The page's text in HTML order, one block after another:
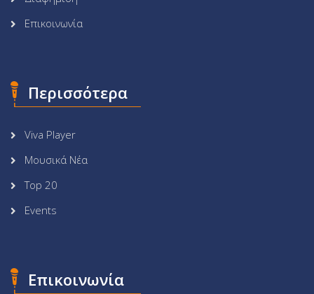
Επικοινωνία
Περισσότερα
Viva Player
Μουσικά Νέα
Top 20
Events
Επικοινωνία